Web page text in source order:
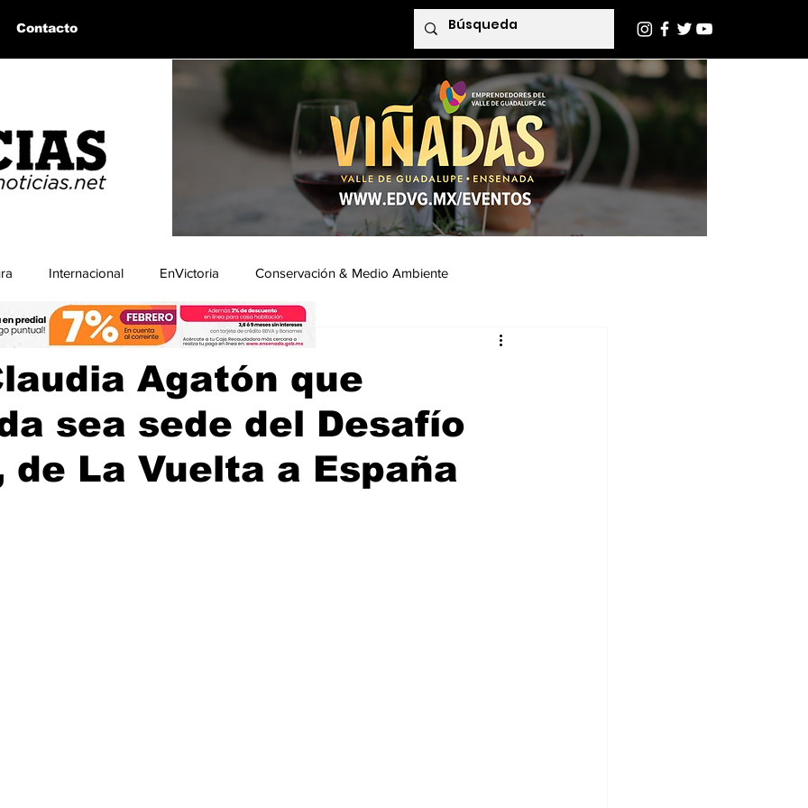
Contacto
Internacional EnVictoria Conservación & Medio Ambiente
BC Bahía de los Ángeles, BC Columnas Invitadas Indaba Editorial
Baja California Ciencia & Tech Tecate, Baja California
Agatón que
sea sede del Desafío
de La Vuelta a España
9 dic 20251 min de lectura